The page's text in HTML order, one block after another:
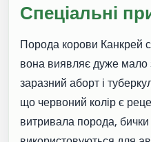
Спеціальні
Порода корови Канкрей
вона виявляє дуже мало
заразний аборт і
що червоний колір є
витривала порода,